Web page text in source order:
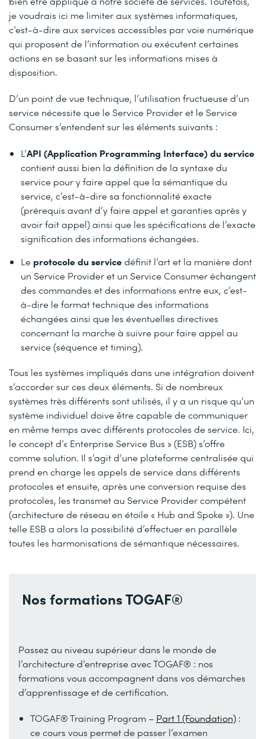
je voudrais ici me limiter aux systèmes informatiques,
c’est-à-dire aux services accessibles par voie numérique
qui proposent de l’information ou exécutent certaines
actions en se basant sur les informations mises à
disposition.
D’un point de vue technique, l’utilisation fructueuse d’un
service nécessite que le Service Provider et le Service
Consumer s’entendent sur les éléments suivants :
L’API (Application Programming Interface) du service
contient aussi bien la définition de la syntaxe du
service pour y faire appel que la sémantique du
service, c’est-à-dire sa fonctionnalité exacte
(prérequis avant d’y faire appel et garanties après y
avoir fait appel) ainsi que les spécifications de l’exacte
signification des informations échangées.
Le protocole du servicedéfinit l’art et la manière dont
un Service Provider et un Service Consumer échangent
des commandes et des informations entre eux, c’est-
à-dire le format technique des informations
échangées ainsi que les éventuelles directives
concernant la marche à suivre pour faire appel au
service (séquence et timing).
Tous les systèmes impliqués dans une intégration doivent
s’accorder sur ces deux éléments. Si de nombreux
systèmes très différents sont utilisés, il y a un risque qu’un
système individuel doive être capable de communiquer
en même temps avec différents protocoles de service. Ici,
le concept d’« Enterprise Service Bus » (ESB) s’offre
comme solution. Il s’agit d’une plateforme centralisée qui
prend en charge les appels de service dans différents
protocoles et ensuite, après une conversion requise des
protocoles, les transmet au Service Provider compétent
(architecture de réseau en étoile « Hub and Spoke »). Une
telle ESB a alors la possibilité d’effectuer en parallèle
toutes les harmonisations de sémantique nécessaires.
Nos formations TOGAF®
Passez au niveau supérieur dans le monde de
l’architecture d’entreprise avec TOGAF® : nos
formations vous accompagnent dans vos démarches
d’apprentissage et de certification.
TOGAF® Training Program – Part 1 (Foundation) :
ce cours vous permet de passer l’examen